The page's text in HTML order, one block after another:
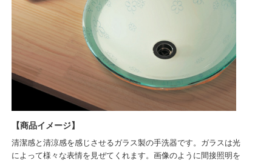
【商品イメージ】
清潔感と清涼感を感じさせるガラス製の手洗器です。ガラスは光
によって様々な表情を見ぜてくれます。画像のように間接照明を